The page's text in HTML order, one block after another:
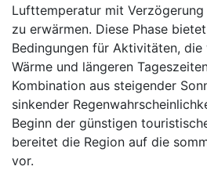
Lufttemperatur mit
zu erwärmen. Diese Phase
Bedingungen für Aktivitäten, die
Wärme und längeren
Kombination aus steigender
sinkender
Beginn der günstigen
bereitet die Region auf die
vor.